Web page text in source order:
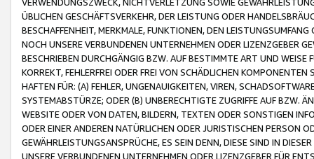
ÜBLICHEN GESCHÄFTSVERKEHR, DER LEISTUNG ODER
BESCHAFFENHEIT, MERKMALE, FUNKTIONEN, DEN
NOCH UNSERE VERBUNDENEN UNTERNEHMEN ODER LIZENZGEBER
BESCHRIEBEN DURCHGÄNGIG BZW. AUF BESTIMMTE ART UND
KORREKT, FEHLERFREI ODER FREI VON SCHÄDLICHEN
HAFTEN FÜR: (A) FEHLER, UNGENAUIGKEITEN, VIREN,
SYSTEMABSTÜRZE; ODER (B) UNBERECHTIGTE ZUGRIFFE AUF BZW.
WEBSITE ODER VON DATEN, BILDERN, TEXTEN ODER SONSTIGEN
ODER EINER ANDEREN NATÜRLICHEN ODER JURISTISCHEN PERSON
GEWÄHRLEISTUNGSANSPRÜCHE, ES SEIN DENN, DIESE SIND IN
UNSERE VERBUNDENEN UNTERNEHMEN ODER LIZENZGEBER FÜR